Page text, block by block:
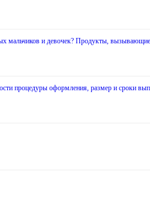
мальчиков и девочек? Продукты, вызывающие
процедуры оформления, размер и сроки